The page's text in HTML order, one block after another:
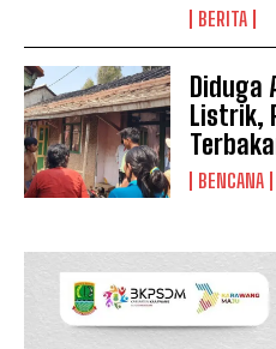
BERITA
Diduga
Listrik,
BENCANA